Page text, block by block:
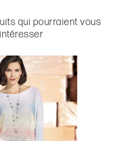
qui pourraient vous
intéresser